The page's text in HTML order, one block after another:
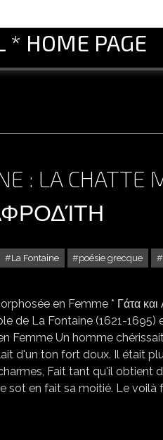
* HOME PAGE
: LA CHATTE
La Fontaine poésie grecque
de La Fontaine (1621-
Femme Un homme
d'un ton fort doux. Il était
Fait tant qu'il obtient
sot en fait sa moitié. Le